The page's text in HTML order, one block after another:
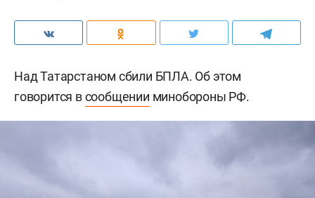
Над Татарстаном сбили БПЛА. Об этом
говорится всообщении минобороны РФ.